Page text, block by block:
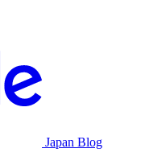
Japan Blog